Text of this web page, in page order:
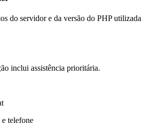
do servidor e da versão do PHP utilizada
inclui assistência prioritária.
telefone